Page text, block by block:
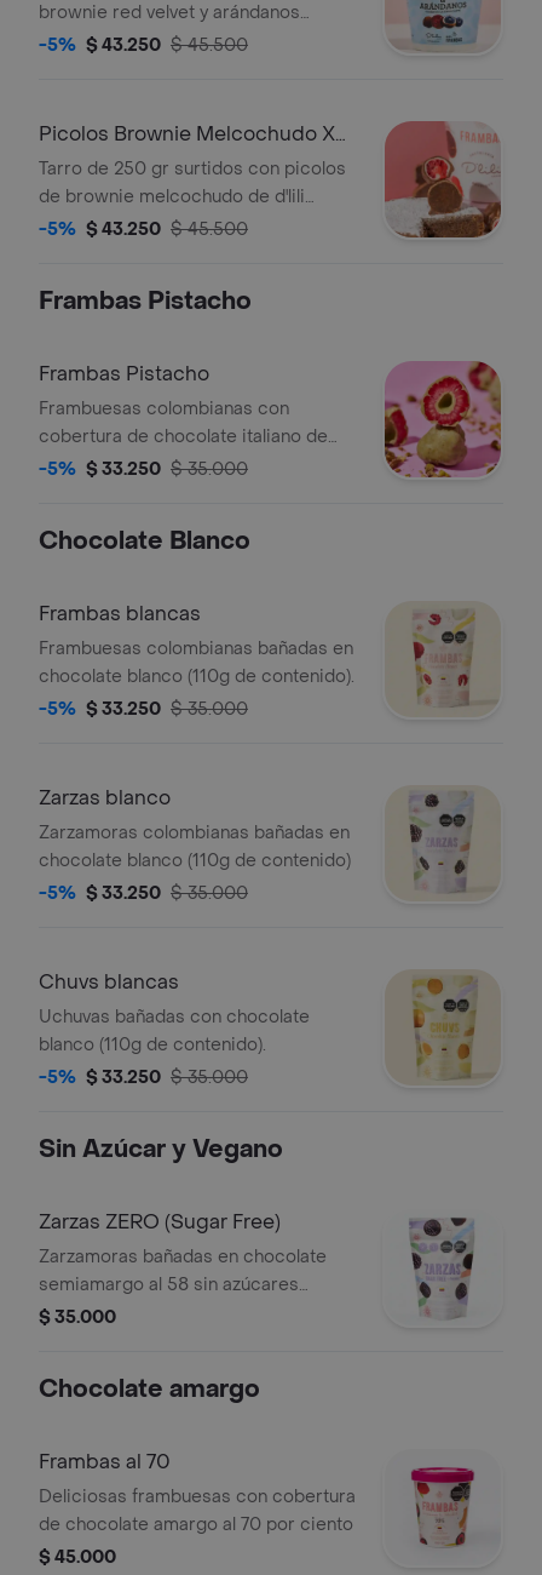
brownie red velvet y arándanos
cubiertos de chocolate. Incluye
-5% $ 43.250 $ 45.500
Picolos Brownie Melcochudo X
Frambas
Tarro de 250 gr surtidos con picolos
de brownie melcochudo de d'lili
arango y las famosas frambuesas con
-5% $ 43.250 $ 45.500
Frambas Pistacho
Frambas Pistacho
Frambuesas colombianas con
cobertura de chocolate italiano de
stracciatella de pistacho. 90 gramos
-5% $ 33.250 $ 35.000
Chocolate Blanco
Frambas blancas
Frambuesas colombianas bañadas en
chocolate blanco (110g de contenido).
-5% $ 33.250 $ 35.000
Zarzas blanco
Zarzamoras colombianas bañadas en
chocolate blanco (110g de contenido)
-5% $ 33.250 $ 35.000
Chuvs blancas
Uchuvas bañadas con chocolate
blanco (110g de contenido).
-5% $ 33.250 $ 35.000
Sin Azúcar y Vegano
Zarzas ZERO (Sugar Free)
Zarzamoras bañadas en chocolate
semiamargo al 58 sin azúcares
añadidos, libre de gluten y apto para
$ 35.000
Chocolate amargo
Frambas al 70
Deliciosas frambuesas con cobertura
de chocolate amargo al 70 por ciento
$ 45.000